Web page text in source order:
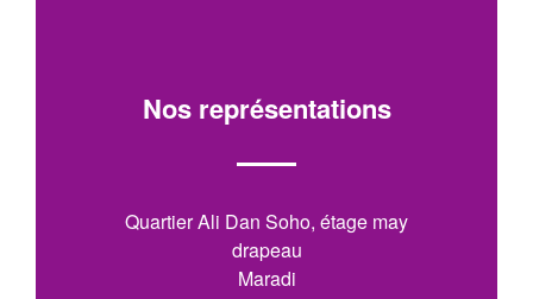
Nos représentations
Quartier Ali Dan Soho, étage may
drapeau
Maradi